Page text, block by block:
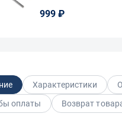
999 ₽
Характеристики
оплаты
Возврат